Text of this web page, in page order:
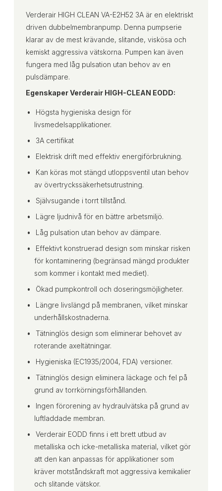
Verderair HIGH CLEAN VA-E2H52 3A är en elektriskt
driven dubbelmembranpump. Denna pumpserie
klarar av de mest krävande, slitande, viskösa och
kemiskt aggressiva vätskorna. Pumpen kan även
fungera med låg pulsation utan behov av en
pulsdämpare.
Egenskaper Verderair HIGH-CLEAN EODD:
Högsta hygieniska design för
livsmedelsapplikationer.
3A certifikat
Elektrisk drift med effektiv energiförbrukning.
Kan köras mot stängd utloppsventil utan behov
av övertryckssäkerhetsutrustning.
Självsugande i torrt tillstånd.
Lägre ljudnivå för en bättre arbetsmiljö.
Låg pulsation utan behov av dämpare.
Effektivt konstruerad design som minskar risken
för kontaminering (begränsad mängd produkter
som kommer i kontakt med mediet).
Ökad pumpkontroll och doseringsmöjligheter.
Längre livslängd på membranen, vilket minskar
underhållskostnaderna.
Tätninglös design som eliminerar behovet av
roterande axeltätningar.
Hygieniska (EC1935/2004, FDA) versioner.
Tätninglös design eliminera läckage och fel på
grund av torrkörningsförhållanden.
Ingen förorening av hydraulvätska på grund av
luftladdade membran.
Verderair EODD finns i ett brett utbud av
metalliska och icke-metalliska material, vilket gör
att den kan anpassas för applikationer som
kräver motståndskraft mot aggressiva kemikalier
och slitande vätskor.